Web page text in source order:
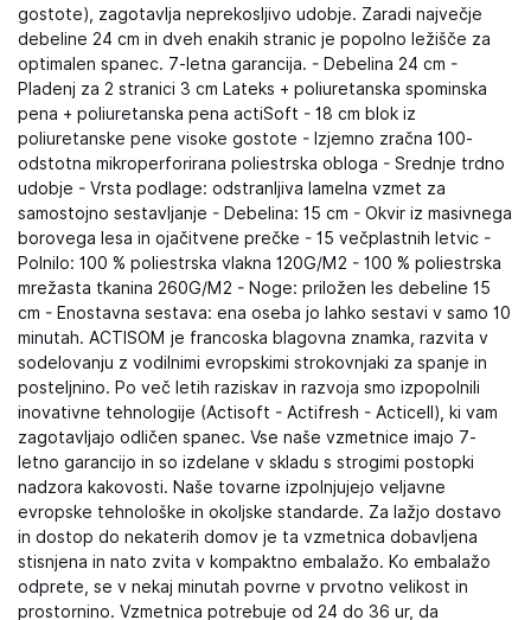
gostote), zagotavlja neprekosljivo udobje. Zaradi največje
debeline 24 cm in dveh enakih stranic je popolno ležišče za
optimalen spanec. 7-letna garancija. - Debelina 24 cm -
Pladenj za 2 stranici 3 cm Lateks + poliuretanska spominska
pena + poliuretanska pena actiSoft - 18 cm blok iz
poliuretanske pene visoke gostote - Izjemno zračna 100-
odstotna mikroperforirana poliestrska obloga - Srednje trdno
udobje - Vrsta podlage: odstranljiva lamelna vzmet za
samostojno sestavljanje - Debelina: 15 cm - Okvir iz masivnega
borovega lesa in ojačitvene prečke - 15 večplastnih letvic -
Polnilo: 100 % poliestrska vlakna 120G/M2 - 100 % poliestrska
mrežasta tkanina 260G/M2 - Noge: priložen les debeline 15
cm - Enostavna sestava: ena oseba jo lahko sestavi v samo 10
minutah. ACTISOM je francoska blagovna znamka, razvita v
sodelovanju z vodilnimi evropskimi strokovnjaki za spanje in
posteljnino. Po več letih raziskav in razvoja smo izpopolnili
inovativne tehnologije (Actisoft - Actifresh - Acticell), ki vam
zagotavljajo odličen spanec. Vse naše vzmetnice imajo 7-
letno garancijo in so izdelane v skladu s strogimi postopki
nadzora kakovosti. Naše tovarne izpolnjujejo veljavne
evropske tehnološke in okoljske standarde. Za lažjo dostavo
in dostop do nekaterih domov je ta vzmetnica dobavljena
stisnjena in nato zvita v kompaktno embalažo. Ko embalažo
odprete, se v nekaj minutah povrne v prvotno velikost in
prostornino. Vzmetnica potrebuje od 24 do 36 ur, da